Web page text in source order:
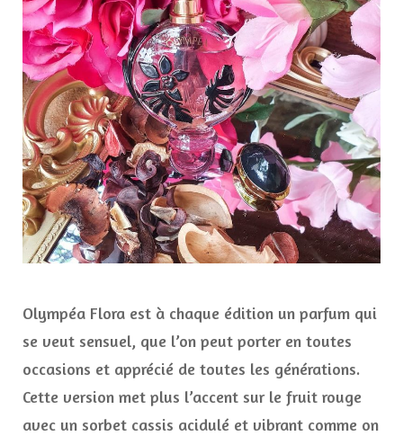
Olympéa Flora est à chaque édition un parfum qui
se veut sensuel, que l’on peut porter en toutes
occasions et apprécié de toutes les générations.
Cette version met plus l’accent sur le fruit rouge
avec un sorbet cassis acidulé et vibrant comme on